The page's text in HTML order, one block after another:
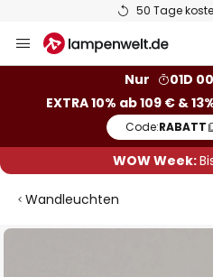
50 Tage
Inhalt
Nur
01D
EXTRA 10% ab 109 € &
Code:RABATT
WOW Week:
Wandleuchten
Zum